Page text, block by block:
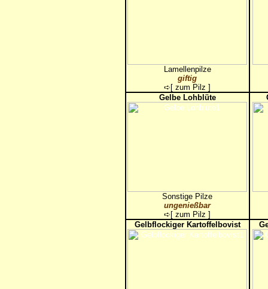
Lamellenpilze
giftig
➪[ zum Pilz ]
Gelbe Lohblüte
Sonstige Pilze
ungenießbar
➪[ zum Pilz ]
Gelbflockiger Kartoffelbovist